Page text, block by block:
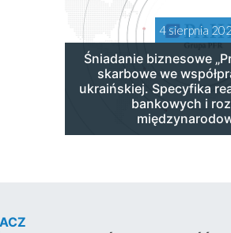
4 sierpnia
Śniadanie biznesowe
skarbowe we
ukraińskiej. Specyfika
bankowych i